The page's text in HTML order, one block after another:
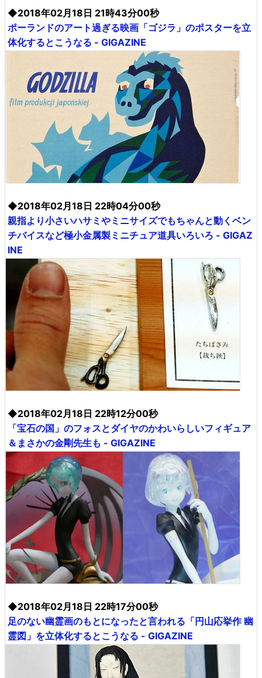
◆2018年02月18日 21時43分00秒
ポーランドのアート過ぎる映画「ゴジラ」のポスターを立
体化するとこうなる - GIGAZINE
◆2018年02月18日 22時04分00秒
親指より小さいハサミやミニサイズでもちゃんと動くベン
チバイスなど極小金属製ミニチュア道具いろいろ - GIGAZ
INE
◆2018年02月18日 22時12分00秒
「宝石の国」のフォスとダイヤのかわいらしいフィギュア
＆まさかの金剛先生も - GIGAZINE
◆2018年02月18日 22時17分00秒
足のない幽霊画のもとになったと言われる「円山応挙作 幽
霊図」を立体化するとこうなる - GIGAZINE